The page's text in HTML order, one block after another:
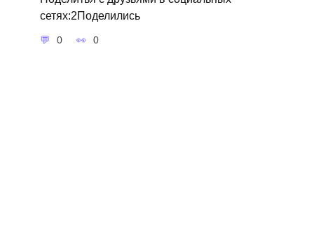
сетях:2Поделились
0 0